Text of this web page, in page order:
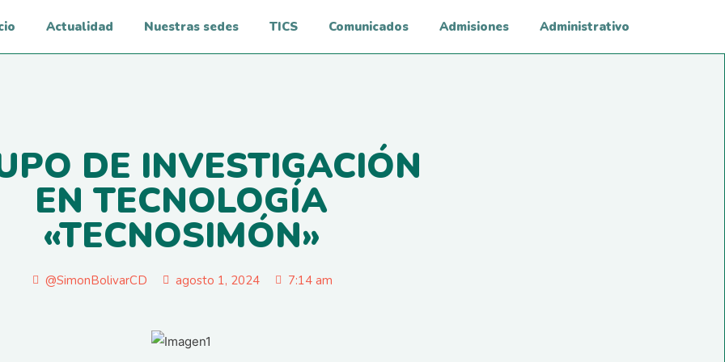
Actualidad Nuestras sedes TICS Comunicados Admisiones Administrativo
DE INVESTIGACIÓN
EN TECNOLOGÍA
«TECNOSIMÓN»
@SimonBolivarCD agosto 1, 2024 7:14 am